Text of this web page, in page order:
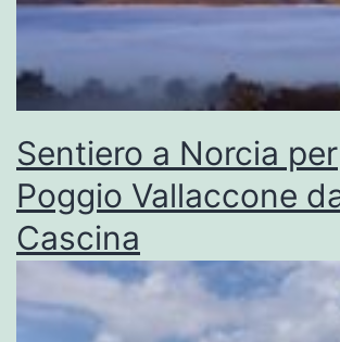
Sentiero a Norcia per
Poggio Vallaccone
Cascina